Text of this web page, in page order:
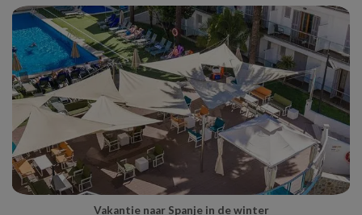
Vakantie naar Spanje in de winter